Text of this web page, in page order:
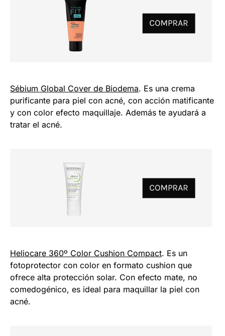
Sébium Global Cover de Biodema. Es una crema
purificante para piel con acné, con acción matificante
y con color efecto maquillaje. Además te ayudará a
tratar el acné.
Heliocare 360º Color Cushion Compact. Es un
fotoprotector con color en formato cushion que
ofrece alta protección solar. Con efecto mate, no
comedogénico, es ideal para maquillar la piel con
acné.